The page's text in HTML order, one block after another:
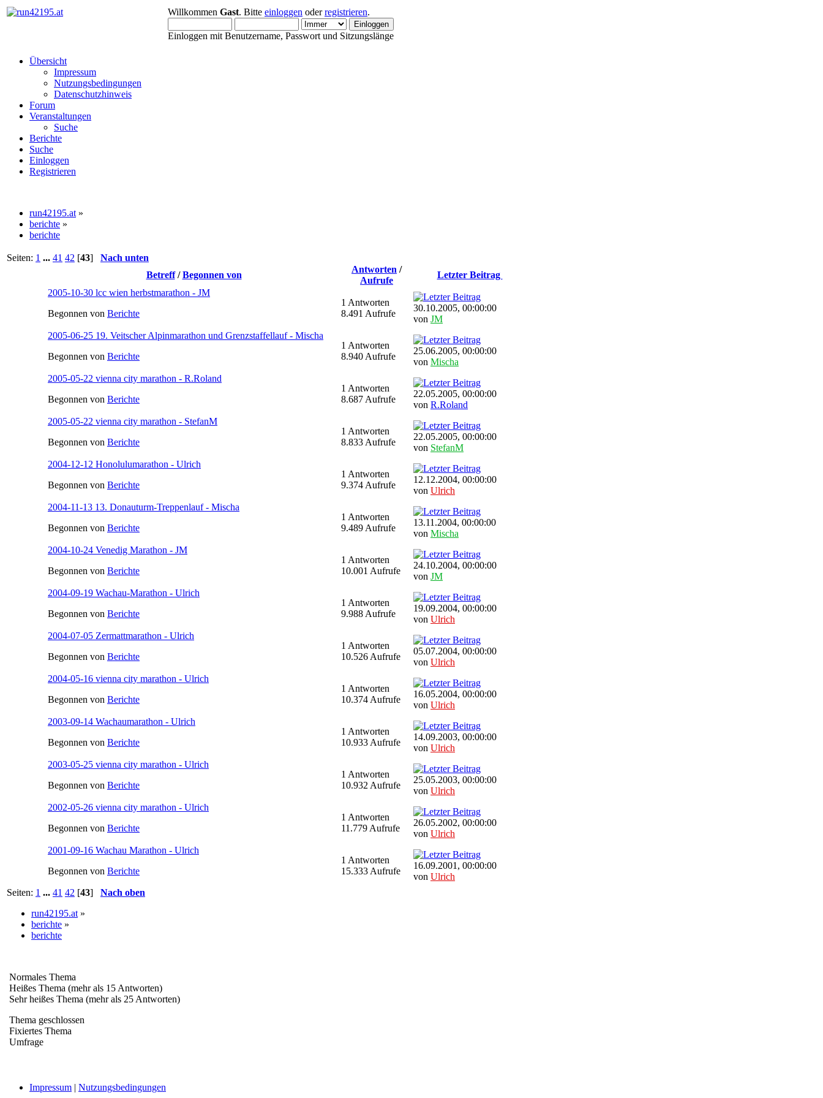
Willkommen Gast. Bitte einloggen oderregistrieren.
Einloggen mit Benutzername, Passwort und Sitzungslänge
Übersicht
Impressum
Nutzungsbedingungen
Datenschutzhinweis
Forum
Veranstaltungen
Suche
Berichte
Suche
Einloggen
Registrieren
run42195.at »
berichte »
berichte
Seiten: 1 ... 41 42 [43] Nach unten
Betreff/Begonnen von
Antworten /
Aufrufe
Letzter Beitrag
2005-10-30 lcc wien herbstmarathon - JM
Begonnen von Berichte
1 Antworten
8.491 Aufrufe
30.10.2005, 00:00:00
von JM
2005-06-25 19. Veitscher Alpinmarathon und Grenzstaffellauf - Mischa
Begonnen von Berichte
1 Antworten
8.940 Aufrufe
25.06.2005, 00:00:00
von Mischa
2005-05-22 vienna city marathon - R.Roland
Begonnen von Berichte
1 Antworten
8.687 Aufrufe
22.05.2005, 00:00:00
von R.Roland
2005-05-22 vienna city marathon - StefanM
Begonnen von Berichte
1 Antworten
8.833 Aufrufe
22.05.2005, 00:00:00
von StefanM
2004-12-12 Honolulumarathon - Ulrich
Begonnen von Berichte
1 Antworten
9.374 Aufrufe
12.12.2004, 00:00:00
von Ulrich
2004-11-13 13. Donauturm-Treppenlauf - Mischa
Begonnen von Berichte
1 Antworten
9.489 Aufrufe
13.11.2004, 00:00:00
von Mischa
2004-10-24 Venedig Marathon - JM
Begonnen von Berichte
1 Antworten
10.001 Aufrufe
24.10.2004, 00:00:00
von JM
2004-09-19 Wachau-Marathon - Ulrich
Begonnen von Berichte
1 Antworten
9.988 Aufrufe
19.09.2004, 00:00:00
von Ulrich
2004-07-05 Zermattmarathon - Ulrich
Begonnen von Berichte
1 Antworten
10.526 Aufrufe
05.07.2004, 00:00:00
von Ulrich
2004-05-16 vienna city marathon - Ulrich
Begonnen von Berichte
1 Antworten
10.374 Aufrufe
16.05.2004, 00:00:00
von Ulrich
2003-09-14 Wachaumarathon - Ulrich
Begonnen von Berichte
1 Antworten
10.933 Aufrufe
14.09.2003, 00:00:00
von Ulrich
2003-05-25 vienna city marathon - Ulrich
Begonnen von Berichte
1 Antworten
10.932 Aufrufe
25.05.2003, 00:00:00
von Ulrich
2002-05-26 vienna city marathon - Ulrich
Begonnen von Berichte
1 Antworten
11.779 Aufrufe
26.05.2002, 00:00:00
von Ulrich
2001-09-16 Wachau Marathon - Ulrich
Begonnen von Berichte
1 Antworten
15.333 Aufrufe
16.09.2001, 00:00:00
von Ulrich
Seiten: 1 ... 41 42 [43] Nach oben
run42195.at »
berichte »
berichte
Normales Thema
Heißes Thema (mehr als 15 Antworten)
Sehr heißes Thema (mehr als 25 Antworten)
Thema geschlossen
Fixiertes Thema
Umfrage
Impressum | Nutzungsbedingungen